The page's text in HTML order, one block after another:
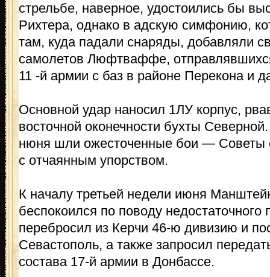
стрельбе, наверное, удостоились бы
Рихтера, однако в адскую симфонию,
там, куда падали снаряды, добавляли
самолетов Люфтваффе,
11 -й армии с баз в районе Перекона и
Основной удар наносил 1ЛУ корпус,
восточной оконечности бухты
нюня шли ожесточенные бои — Советы
с отчаянным упорством.
К началу третьей недели июня
беспокоился по поводу недостаточного
перебросил из Керчи 46-ю дивизию и
Севастополь, а также запросил
состава 17-й армии в Донбассе.